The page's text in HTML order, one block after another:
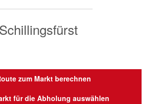
Schillingsfürst
zum Markt berechnen
für die Abholung auswählen